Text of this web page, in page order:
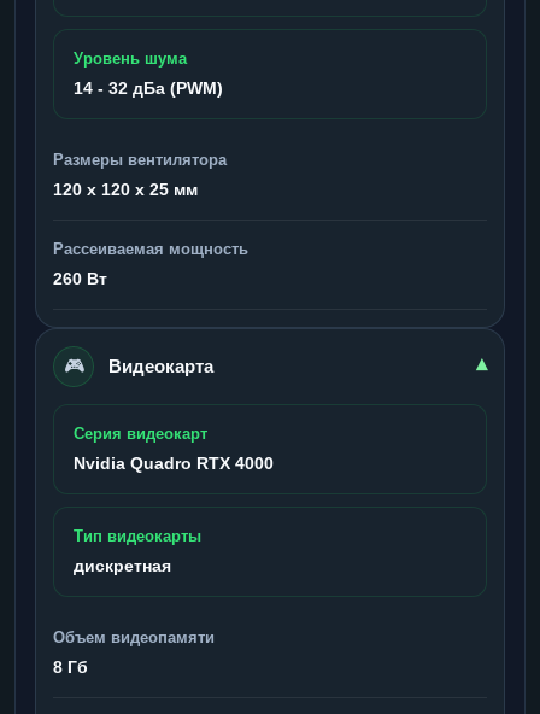
Уровень шума
14 - 32 дБа (PWM)
Размеры вентилятора
120 x 120 x 25 мм
Рассеиваемая мощность
260 Вт
🎮 Видеокарта ▾
Серия видеокарт
Nvidia Quadro RTX 4000
Тип видеокарты
дискретная
Объем видеопамяти
8 Гб